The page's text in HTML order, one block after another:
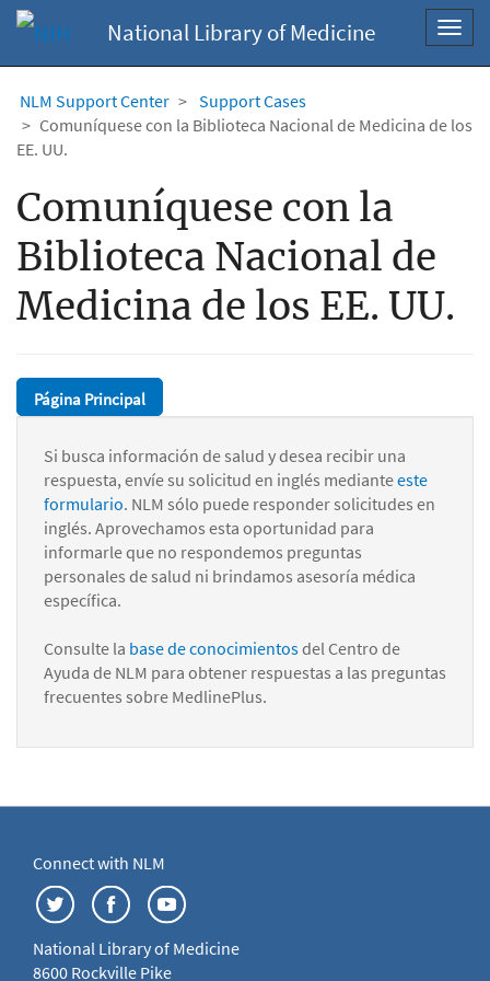
National Library of Medicine
NLM Support Center
Support Cases
Comuníquese con la Biblioteca Nacional de Medicina de los
EE. UU.
Comuníquese con la
Biblioteca Nacional de
Medicina de los EE. UU.
Página Principal
Si busca información de salud y desea recibir una
respuesta, envíe su solicitud en inglés medianteeste
formulario. NLM sólo puede responder solicitudes en
inglés. Aprovechamos esta oportunidad para
informarle que no respondemos preguntas
personales de salud ni brindamos asesoría médica
específica.
Consulte la base de conocimientosdel Centro de
Ayuda de NLM para obtener respuestas a las preguntas
frecuentes sobre MedlinePlus.
Connect with NLM
National Library of Medicine
8600 Rockville Pike